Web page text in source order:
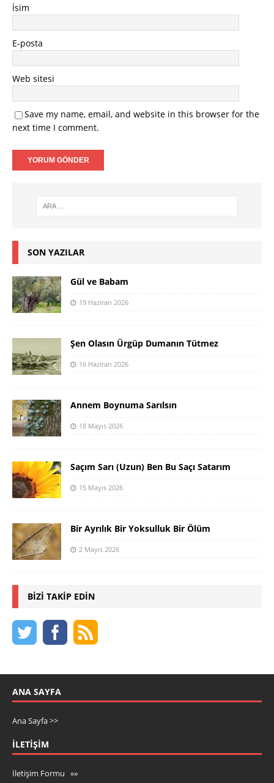
İsim
E-posta
Web sitesi
Save my name, email, and website in this browser for the
next time I comment.
SON YAZILAR
Gül ve Babam
19 Haziran 2026
Şen Olasın Ürgüp Dumanın Tütmez
16 Haziran 2026
Annem Boynuma Sarılsın
18 Mayıs 2026
Saçım Sarı (Uzun) Ben Bu Saçı Satarım
15 Mayıs 2026
Bir Ayrılık Bir Yoksulluk Bir Ölüm
2 Mayıs 2026
BIZI TAKIP EDIN
ANA SAYFA
Ana Sayfa >>
İLETIŞIM
İletişim Formu »»